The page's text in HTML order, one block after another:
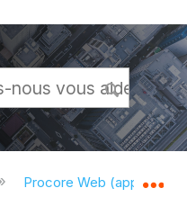
la hiérarchie
Procore Web